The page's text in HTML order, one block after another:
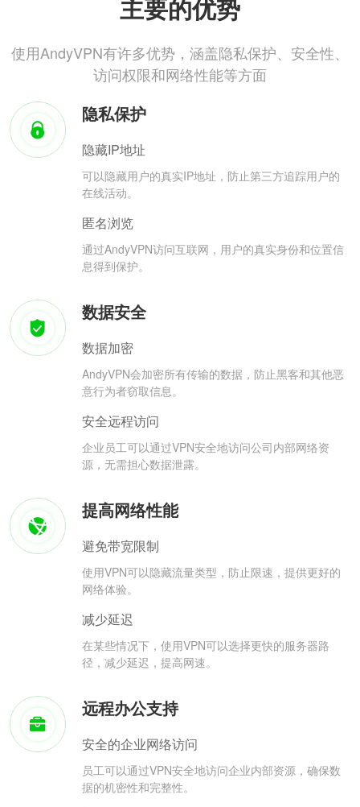
主要的优势
使用AndyVPN有许多优势，涵盖隐私保护、安全性、
访问权限和网络性能等方面
隐私保护
隐藏IP地址
可以隐藏用户的真实IP地址，防止第三方追踪用户的
在线活动。
匿名浏览
通过AndyVPN访问互联网，用户的真实身份和位置信
息得到保护。
数据安全
数据加密
AndyVPN会加密所有传输的数据，防止黑客和其他恶
意行为者窃取信息。
安全远程访问
企业员工可以通过VPN安全地访问公司内部网络资
源，无需担心数据泄露。
提高网络性能
避免带宽限制
使用VPN可以隐藏流量类型，防止限速，提供更好的
网络体验。
减少延迟
在某些情况下，使用VPN可以选择更快的服务器路
径，减少延迟，提高网速。
远程办公支持
安全的企业网络访问
员工可以通过VPN安全地访问企业内部资源，确保数
据的机密性和完整性。